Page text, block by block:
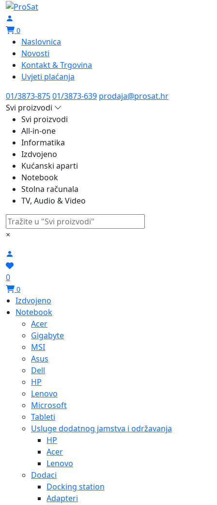
0
Naslovnica
Novosti
Kontakt & Trgovina
Uvjeti plaćanja
01/3873-87501/3873-639 prodaja@prosat.hr
Svi proizvodi
Svi proizvodi
All-in-one
Informatika
Izdvojeno
Kućanski aparti
Notebook
Stolna računala
TV, Audio & Video
×
0
0
Izdvojeno
Notebook
Acer
Gigabyte
MSI
Asus
Dell
HP
Lenovo
Microsoft
Tableti
Usluge dodatnog jamstva i održavanja
HP
Acer
Lenovo
Dodaci
Docking station
Adapteri